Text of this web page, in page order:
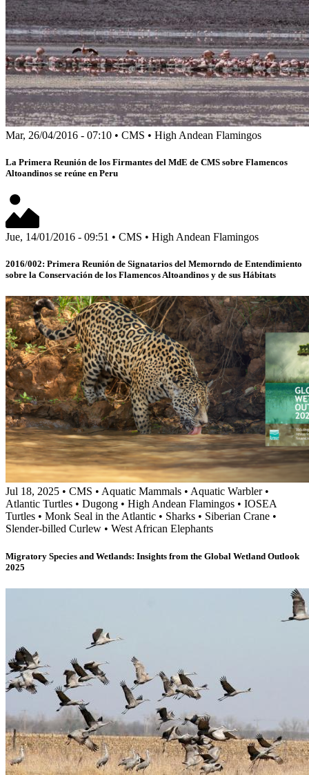
Mar, 26/04/2016 - 07:10 • CMS • High Andean Flamingos
La Primera Reunión de los Firmantes del MdE de CMS sobre Flamencos
Altoandinos se reúne en Peru
Jue, 14/01/2016 - 09:51 • CMS • High Andean Flamingos
2016/002: Primera Reunión de Signatarios del Memorndo de Entendimiento
sobre la Conservación de los Flamencos Altoandinos y de sus Hábitats
Jul 18, 2025 • CMS • Aquatic Mammals • Aquatic Warbler•
Atlantic Turtles • Dugong • High Andean Flamingos • IOSEA
Turtles • Monk Seal in the Atlantic • Sharks • Siberian Crane •
Slender-billed Curlew • West African Elephants
Migratory Species and Wetlands: Insights from the Global Wetland Outlook
2025